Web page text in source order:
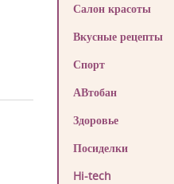
Салон красоты
Вкусные рецепты
Спорт
АВтобан
Здоровье
Посиделки
Hi-tech